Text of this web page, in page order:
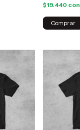
$19.440 con
Comprar